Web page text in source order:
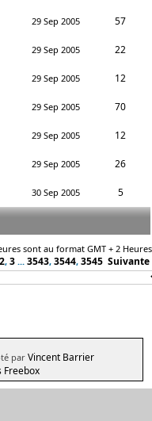
29 Sep 2005 57
29 Sep 2005 22
29 Sep 2005 12
29 Sep 2005 70
29 Sep 2005 12
29 Sep 2005 26
30 Sep 2005 5
sont au format GMT + 2 Heures
2, 3 ... 3543, 3544, 3545 Suivante
par Vincent Barrier
Freebox